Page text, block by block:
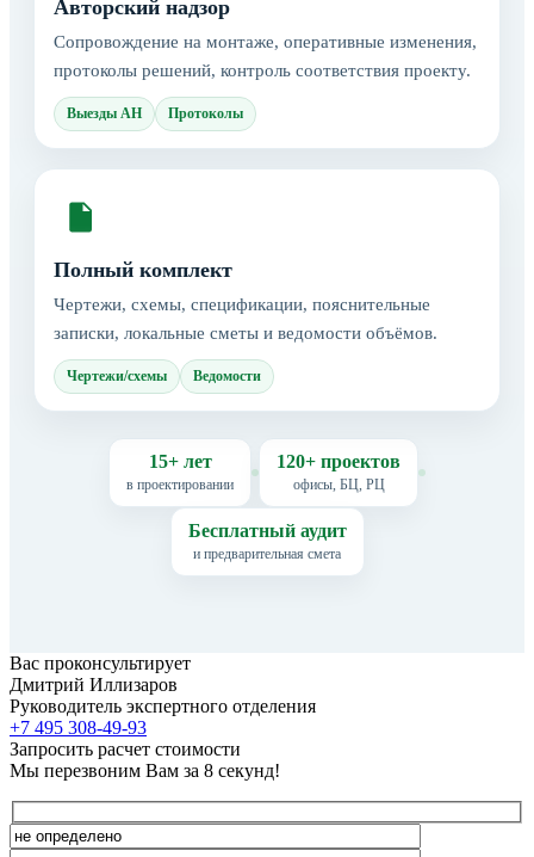
Авторский надзор
Сопровождение на монтаже, оперативные изменения,
протоколы решений, контроль соответствия проекту.
Выезды АН Протоколы
Полный комплект
Чертежи, схемы, спецификации, пояснительные
записки, локальные сметы и ведомости объёмов.
Чертежи/схемы Ведомости
15+ лет
в проектировании
120+ проектов
офисы, БЦ, РЦ
Бесплатный аудит
и предварительная смета
Вас проконсультирует
Дмитрий Иллизаров
Руководитель экспертного отделения
+7 495 308-49-93
Запросить расчет стоимости
Мы перезвоним Вам за 8 секунд!